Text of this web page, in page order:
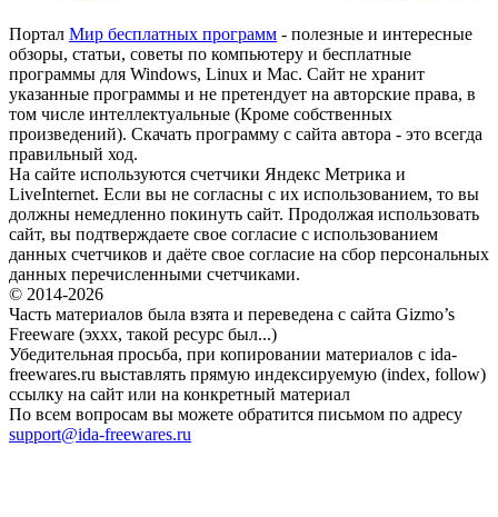
Портал Мир бесплатных программ - полезные и интересные
обзоры, статьи, советы по компьютеру и бесплатные
программы для Windows, Linux и Mac. Сайт не хранит
указанные программы и не претендует на авторские права, в
том числе интеллектуальные (Кроме собственных
произведений). Скачать программу с сайта автора - это всегда
правильный ход.
На сайте используются счетчики Яндекс Метрика и
LiveInternet. Если вы не согласны с их использованием, то вы
должны немедленно покинуть сайт. Продолжая использовать
сайт, вы подтверждаете свое согласие с использованием
данных счетчиков и даёте свое согласие на сбор персональных
данных перечисленными счетчиками.
© 2014-2026
Часть материалов была взята и переведена с сайта Gizmo’s
Freeware (эххх, такой ресурс был...)
Убедительная просьба, при копировании материалов с ida-
freewares.ru выставлять прямую индексируемую (index, follow)
ссылку на сайт или на конкретный материал
По всем вопросам вы можете обратится письмом по адресу
support@ida-freewares.ru